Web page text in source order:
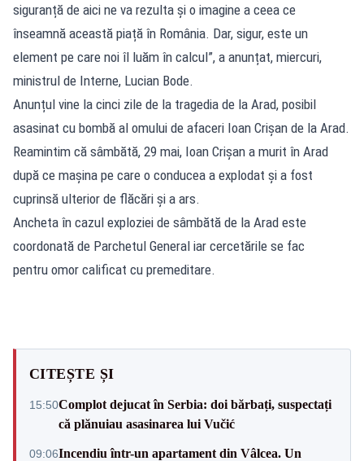
siguranță de aici ne va rezulta și o imagine a ceea ce
înseamnă această piață în România. Dar, sigur, este un
element pe care noi îl luăm în calcul”, a anunțat, miercuri,
ministrul de Interne, Lucian Bode.
Anunțul vine la cinci zile de la tragedia de la Arad, posibil
asasinat cu bombă al omului de afaceri Ioan Crișan de la Arad.
Reamintim că sâmbătă, 29 mai, Ioan Crișan a murit în Arad
după ce mașina pe care o conducea a explodat și a fost
cuprinsă ulterior de flăcări și a ars.
Ancheta în cazul exploziei de sâmbătă de la Arad este
coordonată de Parchetul General iar cercetările se fac
pentru omor calificat cu premeditare.
CITEȘTE ȘI
15:50Complot dejucat în Serbia: doi bărbați, suspectați
că plănuiau asasinarea lui Vučić
09:06Incendiu într-un apartament din Vâlcea. Un